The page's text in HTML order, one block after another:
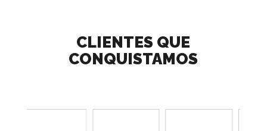
CLIENTES QUE
CONQUISTAMOS